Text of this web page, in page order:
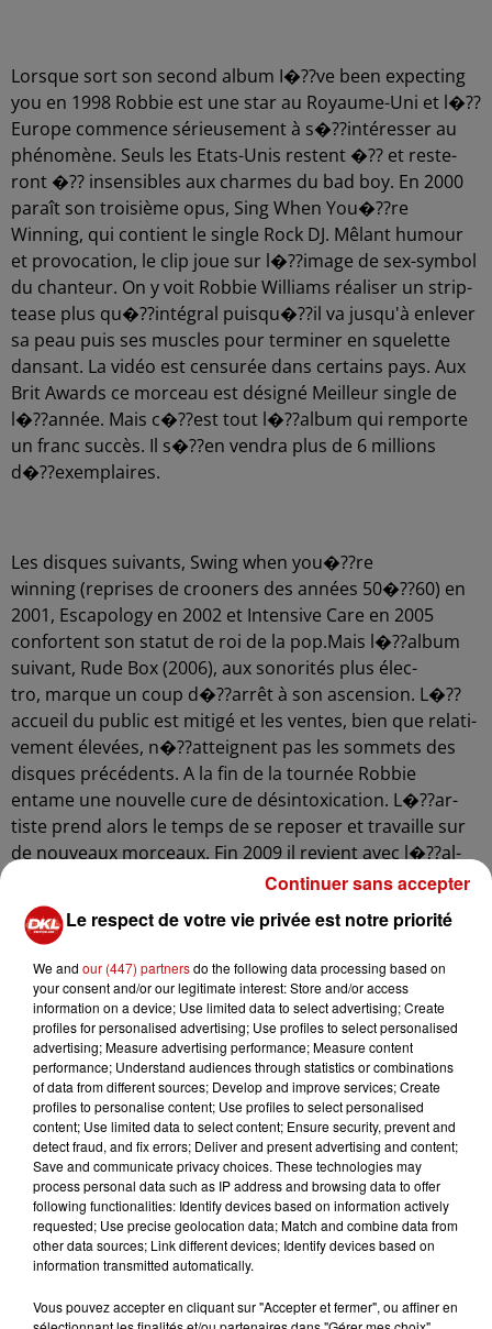
Lorsque sort son second album I�??ve been expec­ting
you en 1998 Robbie est une star au Royaume-Uni et l�??
Eu­rope commence sérieu­se­ment à s�??in­té­res­ser au
phéno­mène. Seuls les Etats-Unis restent �?? et reste­
ront �?? insen­sibles aux charmes du bad boy. En 2000
paraît son troi­sième opus, Sing When You�??re
Winning, qui contient le single Rock DJ. Mêlant humour
et provo­ca­tion, le clip joue sur l�??image de sex-symbol
du chan­teur. On y voit Robbie Williams réali­ser un strip-
tease plus qu�??in­té­gral puisqu�??il va jusqu'à enle­ver
sa peau puis ses muscles pour termi­ner en sque­lette
dansant. La vidéo est censu­rée dans certains pays. Aux
Brit Awards ce morceau est dési­gné Meilleur single de
l�??an­née. Mais c�??est tout l�??al­bum qui remporte
un franc succès. Il s�??en vendra plus de 6 millions
d�??exem­plaires.
Les disques suivants, Swing when you�??re
winning (reprises de croo­ners des années 50�??60) en
2001, Esca­po­logy en 2002 et Inten­sive Care en 2005
confortent son statut de roi de la pop.Mais l�??al­bum
suivant, Rude Box (2006), aux sono­ri­tés plus élec­
tro, marque un coup d�??ar­rêt à son ascen­sion. L�??
ac­cueil du public est mitigé et les ventes, bien que rela­ti­
ve­ment élevées, n�??at­teignent pas les sommets des
disques précé­dents. A la fin de la tour­née Robbie
entame une nouvelle cure de désin­toxi­ca­tion. L�??ar­
tiste prend alors le temps de se repo­ser et travaille sur
de nouveaux morceaux. Fin 2009 il revient avec l�??al­
bum Reality Killed The Video Staret le single Bodies qui
lui permettent de remon­ter la pente.
2010 marque égale­ment les retrou­vailles entre Robbie
Williams et �??Take That�?�, reformé en 2005, groupe
avec lequel il enre­gistre l�??al­bum Progress. L�??at­
tente des fans est énorme et le succès du disque est à la
mesure de cette impa­tience. Fin novembre 2012 il
revient en solo avec son disque Take The Crownaccom­
pa­gné du single Candy. Puis il enchaîne rapi­de­ment sur
son dixième albumSwing Both Ways qui sort en fin 2013.
S�??il est aujourd�??­hui moins présent dans les charts
euro­péens (et notam­ment en France), il demeure néan­
moins une star incon­tes­tée en Grande-Bretagne.
Le respect de votre vie privée est notre priorité
We and our (447) partnersdo the following data processing based on
your consent and/or our legitimate interest: Store and/or access
information on a device; Use limited data to select advertising; Create
profiles for personalised advertising; Use profiles to select personalised
advertising; Measure advertising performance; Measure content
performance; Understand audiences through statistics or combinations
of data from different sources; Develop and improve services; Create
profiles to personalise content; Use profiles to select personalised
content; Use limited data to select content; Ensure security, prevent and
detect fraud, and fix errors; Deliver and present advertising and content;
Save and communicate privacy choices. These technologies may
process personal data such as IP address and browsing data to offer
following functionalities: Identify devices based on information actively
requested; Use precise geolocation data; Match and combine data from
other data sources; Link different devices; Identify devices based on
information transmitted automatically.
Vous pouvez accepter en cliquant sur "Accepter et fermer", ou affiner en
Continuer sans accepter